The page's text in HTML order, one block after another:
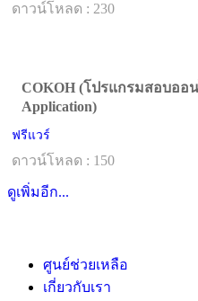
ดาวน์โหลด : 230
COKOH (โปรแกรมสอบออ
Application)
ฟรีแวร์
ดาวน์โหลด : 150
ดูเพิ่มอีก...
ศูนย์ช่วยเหลือ
เกี่ยวกับเรา